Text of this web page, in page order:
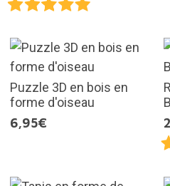
Puzzle 3D en bois en
forme d'oiseau
6,95€